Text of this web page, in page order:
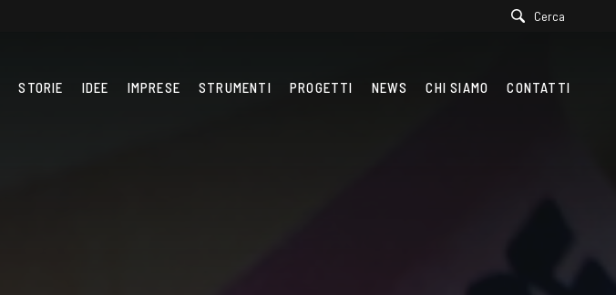
Cerca
STORIE IDEE IMPRESE STRUMENTI PROGETTI NEWS CHI SIAMO CONTATTI